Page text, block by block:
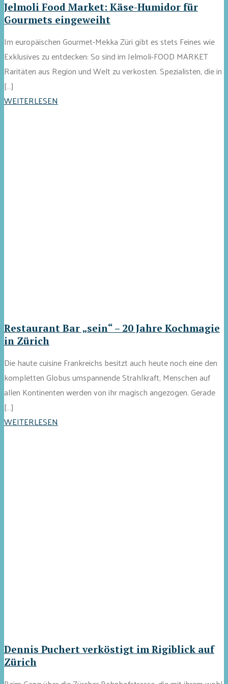
Jelmoli Food Market: Käse-Humidor für
Gourmets eingeweiht
Im europäischen Gourmet-Mekka Züri gibt es stets Feines wie
Exklusives zu entdecken: So sind im Jelmoli-FOOD MARKET
Raritäten aus Region und Welt zu verkosten. Spezialisten, die in
[…]
WEITERLESEN
Restaurant Bar „sein“ – 20 Jahre Kochmagie
in Zürich
Die haute cuisine Frankreichs besitzt auch heute noch eine den
kompletten Globus umspannende Strahlkraft, Menschen auf
allen Kontinenten werden von ihr magisch angezogen. Gerade
[…]
WEITERLESEN
Dennis Puchert verköstigt im Rigiblick auf
Zürich